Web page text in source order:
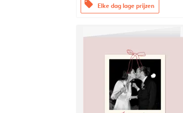
offers Elke dag lage prijzen